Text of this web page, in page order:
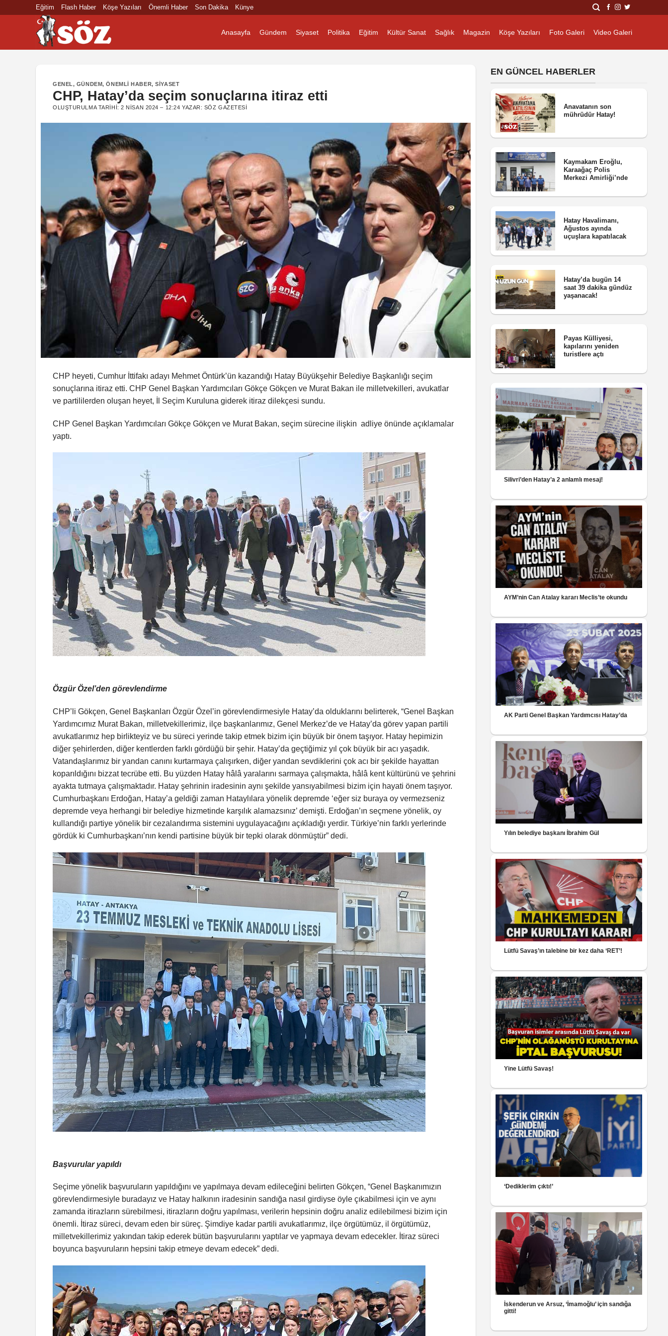
Eğitim Flash Haber Köşe Yazıları Önemli Haber Son Dakika Künye
Anasayfa Gündem Siyaset Politika Eğitim Kültür Sanat Sağlık Magazin Köşe Yazıları Foto Galeri Video Galeri
GENEL, GÜNDEM,ÖNEMLI HABER,SIYASET
CHP, Hatay’da seçim sonuçlarına itiraz etti
OLUŞTURULMA TARIHI:2 NISAN 2024 – 12:24 YAZAR: SÖZ GAZETESI
CHP heyeti, Cumhur İttifakı adayı Mehmet Öntürk’ün kazandığı Hatay Büyükşehir Belediye Başkanlığı seçim
sonuçlarına itiraz etti. CHP Genel Başkan Yardımcıları Gökçe Gökçen ve Murat Bakan ile milletvekilleri, avukatlar
ve partililerden oluşan heyet, İl Seçim Kuruluna giderek itiraz dilekçesi sundu.
CHP Genel Başkan Yardımcıları Gökçe Gökçen ve Murat Bakan, seçim sürecine ilişkin adliye önünde açıklamalar
yaptı.
Özgür Özel’den görevlendirme
CHP’li Gökçen, Genel Başkanları Özgür Özel’in görevlendirmesiyle Hatay’da olduklarını belirterek, “Genel Başkan
Yardımcımız Murat Bakan, milletvekillerimiz, ilçe başkanlarımız, Genel Merkez’de ve Hatay’da görev yapan partili
avukatlarımız hep birlikteyiz ve bu süreci yerinde takip etmek bizim için büyük bir önem taşıyor. Hatay hepimizin
diğer şehirlerden, diğer kentlerden farklı gördüğü bir şehir. Hatay’da geçtiğimiz yıl çok büyük bir acı yaşadık.
Vatandaşlarımız bir yandan canını kurtarmaya çalışırken, diğer yandan sevdiklerini çok acı bir şekilde hayattan
koparıldığını bizzat tecrübe etti. Bu yüzden Hatay hâlâ yaralarını sarmaya çalışmakta, hâlâ kent kültürünü ve şehrini
ayakta tutmaya çalışmaktadır. Hatay şehrinin iradesinin aynı şekilde yansıyabilmesi bizim için hayati önem taşıyor.
Cumhurbaşkanı Erdoğan, Hatay’a geldiği zaman Hataylılara yönelik depremde ‘eğer siz buraya oy vermezseniz
depremde veya herhangi bir belediye hizmetinde karşılık alamazsınız’ demişti. Erdoğan’ın seçmene yönelik, oy
kullandığı partiye yönelik bir cezalandırma sistemini uygulayacağını açıkladığı yerdir. Türkiye’nin farklı yerlerinde
gördük ki Cumhurbaşkanı’nın kendi partisine büyük bir tepki olarak dönmüştür” dedi.
Başvurular yapıldı
Seçime yönelik başvuruların yapıldığını ve yapılmaya devam edileceğini belirten Gökçen, “Genel Başkanımızın
görevlendirmesiyle buradayız ve Hatay halkının iradesinin sandığa nasıl girdiyse öyle çıkabilmesi için ve aynı
zamanda itirazların sürebilmesi, itirazların doğru yapılması, verilerin hepsinin doğru analiz edilebilmesi bizim için
önemli. İtiraz süreci, devam eden bir süreç. Şimdiye kadar partili avukatlarımız, ilçe örgütümüz, il örgütümüz,
milletvekillerimiz yakından takip ederek bütün başvurularını yaptılar ve yapmaya devam edecekler. İtiraz süreci
boyunca başvuruların hepsini takip etmeye devam edecek” dedi.
EN GÜNCEL HABERLER
Anavatanın son
mührüdür Hatay!
Kaymakam Eroğlu,
Karaağaç Polis
Merkezi Amirliği’nde
Hatay Havalimanı,
Ağustos ayında
uçuşlara kapatılacak
Hatay’da bugün 14
saat 39 dakika gündüz
yaşanacak!
Payas Külliyesi,
kapılarını yeniden
turistlere açtı
Silivri’den Hatay’a 2 anlamlı mesaj!
AYM’nin Can Atalay kararı Meclis’te okundu
AK Parti Genel Başkan Yardımcısı Hatay’da
Yılın belediye başkanı İbrahim Gül
Lütfü Savaş’ın talebine bir kez daha ‘RET’!
Yine Lütfü Savaş!
‘Dediklerim çıktı!’
İskenderun ve Arsuz, ‘İmamoğlu’ için sandığa
gitti!